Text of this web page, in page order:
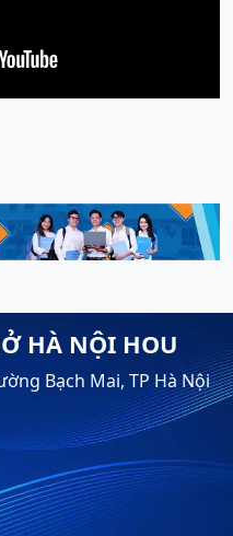
HÀ NỘI HOU
Bạch Mai, TP Hà Nội